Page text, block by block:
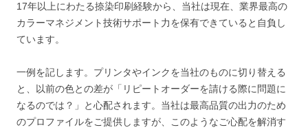
17年以上にわたる捺染印刷経験から、当社は現在、業界最高の
カラーマネジメント技術サポート力を保有できていると自負し
ています。
一例を記します。プリンタやインクを当社のものに切り替える
と、以前の色との差が「リピートオーダーを請ける際に問題に
なるのでは？」と心配されます。当社は最高品質の出力のため
のプロファイルをご提供しますが、このようなご心配を解消す